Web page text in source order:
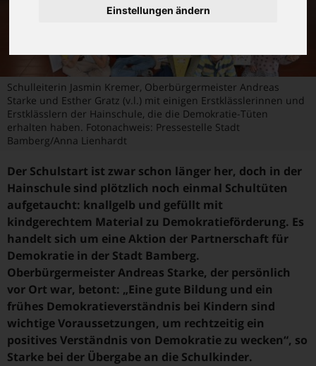
Einstellungen ändern
Schulleiterin Jasmin Kremer, Oberbürgermeister Andreas
Starke und Esther Gratz (v.l.) mit einigen Erstklässlerinnen und
Erstklässlern der Hainschule, die die Demokratie-Tüten
erhalten haben. Fotonachweis: Pressestelle Stadt
Bamberg/Anna Lienhardt
Der Schulstart ist zwar schon länger her, doch in der
Hainschule sind plötzlich noch einmal Schultüten
aufgetaucht: knallgelb und gefüllt mit
kindgerechtem Material zu Demokratieförderung. Es
handelt sich um eine Aktion der Partnerschaft für
Demokratie in der Stadt Bamberg.
Oberbürgermeister Andreas Starke, der persönlich
vor Ort war, betont: „Eine gute Bildung und ein
frühes Demokratieverständnis bei Kindern sind
wichtige Voraussetzungen, um rechtzeitig ein
positives Verständnis von Demokratie zu wecken“, so
Starke bei der Übergabe an die Schulkinder.